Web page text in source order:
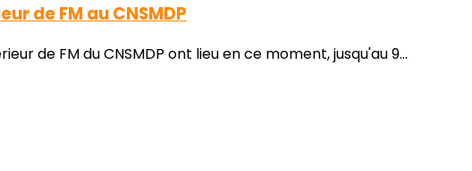
de FM au CNSMDP
de FM du CNSMDP ont lieu en ce moment, jusqu'au 9...